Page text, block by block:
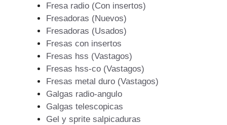
Fresa radio (Con insertos)
Fresadoras (Nuevos)
Fresadoras (Usados)
Fresas con insertos
Fresas hss (Vastagos)
Fresas hss-co (Vastagos)
Fresas metal duro (Vastagos)
Galgas radio-angulo
Galgas telescopicas
Gel y sprite salpicaduras